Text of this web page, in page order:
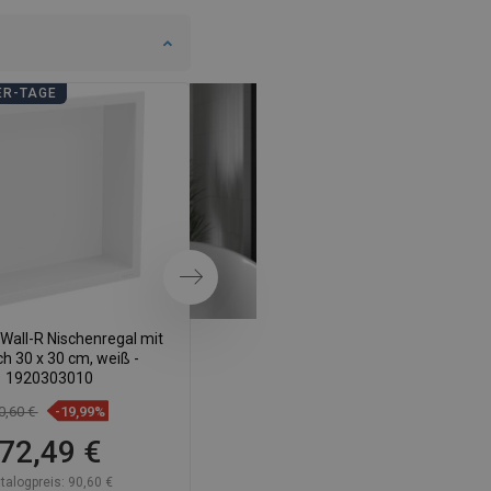
TAGE
R Nischenregal mit
30 x 30 cm, weiß -
1920303010
€ -19,99%
72,49 €
90,60 €
Weiter